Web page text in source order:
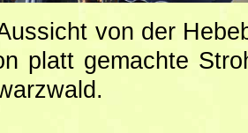
von der
platt gemachte